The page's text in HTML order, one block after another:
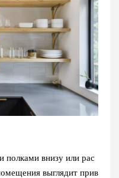
полками внизу или рас
выглядит прив